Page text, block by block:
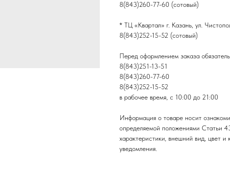
8(843)260-77-60 (сотовый)
* ТЦ «Квартал» г. Казань, ул.
8(843)252-15-52 (сотовый)
Перед оформлением заказа
8(843)251-13-51
8(843)260-77-60
8(843)252-15-52
в рабочее время, с 10:00 до 21:00
Информация о товаре носит
определяемой положениями Статьи
характеристики, внешний вид, цвет
уведомления.